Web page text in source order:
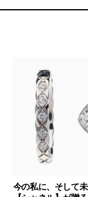
今の私に、そして未